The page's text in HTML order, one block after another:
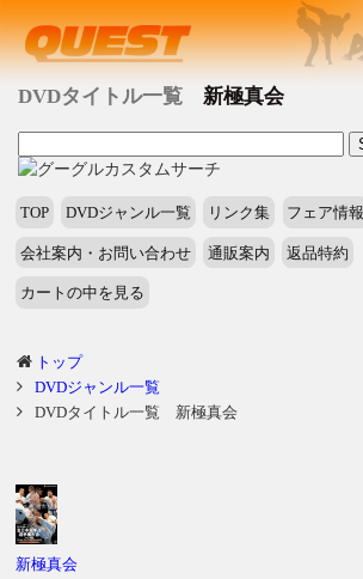
DVDタイトル一覧 新極真会
TOP DVDジャンル一覧 リンク集 フェア情報
会社案内・お問い合わせ 通販案内 返品特約
カートの中を見る
トップ
DVDジャンル一覧
DVDタイトル一覧 新極真会
新極真会